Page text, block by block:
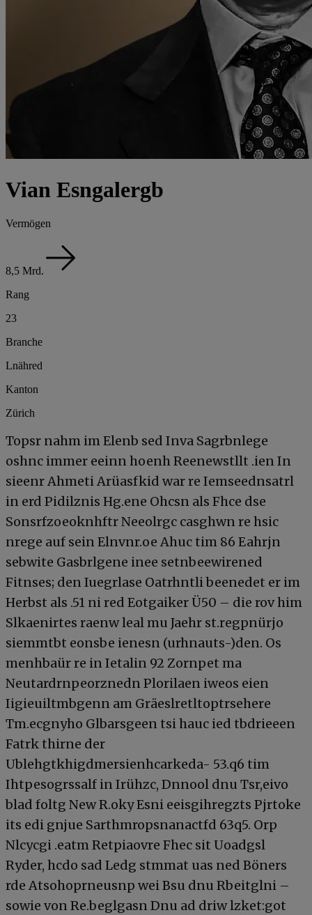
Vian Esngalergb
Vermögen
8,5 Mrd.
Rang
23
Branche
Lnähred
Kanton
Zürich
Topsr nahm im Elenb sed Inva Sagrbnlege
oshnc immer eeinn hoenh Reenewstllt .ien In
sieenr Ahmeti Arüasfkid war re Iemseednsatrl
in erd Pidilznis Hg.ene Ohcsn als Fhce dse
Sonsrfzoeoknhftr Neeolrgc casghwn re hsic
nrege auf sein Elnvnr.oe Ahuc tim 86 Eahrjn
sebwite Gasbrlgene inee setnbeewirened
Fitnses; den Iuegrlase Oatrhntli beenedet er im
Herbst als .51 ni red Eotgaiker Ü50 – die rov him
Slkaenirtes raenw leal mu Jaehr st.regpnürjo
siemmtbt eonsbe ienesn (urhnauts-)den. Os
menhbaür re in Ietalin 92 Zornpet ma
Neutardrnpeorznedn Plorilaen iweos eien
Iigieuiltmbgenn am Gräeslretltoptrsehere
Tm.ecgnyho Glbarsgeen tsi hauc ied tbdrieeen
Fatrk thirne der
Ublehgtkhigdmersienhcarkeda- 53.q6 tim
Ihtpesogrssalf in Irühzc, Dnnool dnu Tsr,eivo
blad foltg New R.oky Esni eeisgihregzts Pjrtoke
its edi gnjue Sarthmropsnanactfd 63q5. Orp
Nlcycgi .eatm Retpiaovre Fhec sit Uoadgs­l
Ryder, hcdo sad Ledg stmmat uas ned Böners
rde Atsohoprneusnp wei Bsu dnu Rbeitglni –
sowie von Re.beglgasn Dnu ad driw lzket:got